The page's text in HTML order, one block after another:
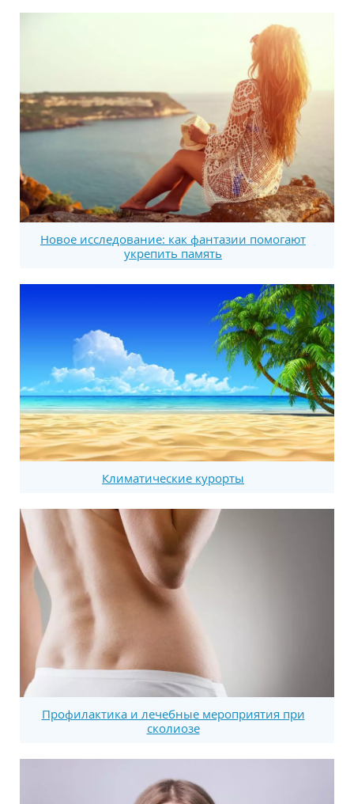
Новое исследование: как фантазии помогают
укрепить память
Климатические курорты
Профилактика и лечебные мероприятия при
сколиозе